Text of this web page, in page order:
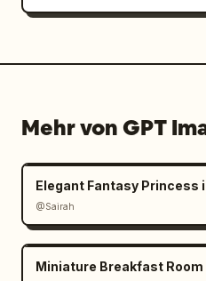
Mehr von GPT
Elegant Fantasy Princess
@Sairah
Miniature Breakfast Room